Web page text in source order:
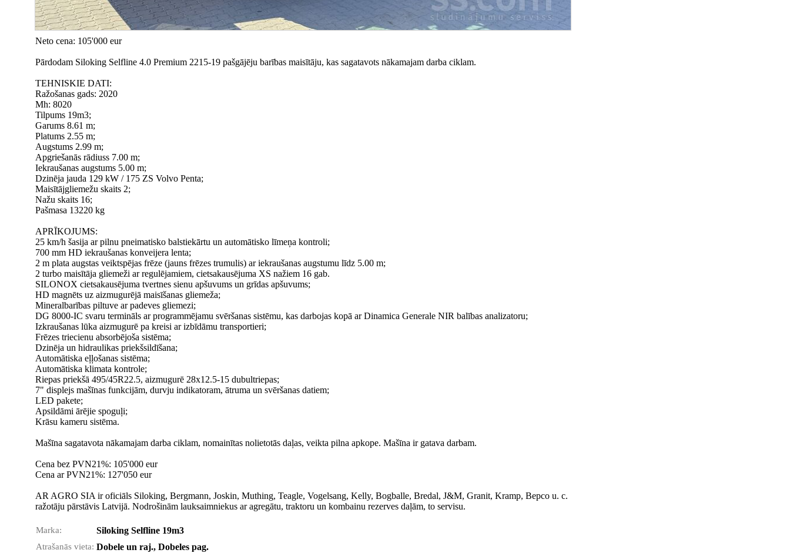
Neto cena: 105'000 eur
Pārdodam Siloking Selfline 4.0 Premium 2215-19 pašgājēju barības maisītāju, kas sagatavots nākamajam darba ciklam.
TEHNISKIE DATI:
Ražošanas gads: 2020
Mh: 8020
Tilpums 19m3;
Garums 8.61 m;
Platums 2.55 m;
Augstums 2.99 m;
Apgriešanās rādiuss 7.00 m;
Iekraušanas augstums 5.00 m;
Dzinēja jauda 129 kW / 175 ZS Volvo Penta;
Maisītājgliemežu skaits 2;
Nažu skaits 16;
Pašmasa 13220 kg
APRĪKOJUMS:
25 km/h šasija ar pilnu pneimatisko balstiekārtu un automātisko līmeņa kontroli;
700 mm HD iekraušanas konveijera lenta;
2 m plata augstas veiktspējas frēze (jauns frēzes trumulis) ar iekraušanas augstumu līdz 5.00 m;
2 turbo maisītāja gliemeži ar regulējamiem, cietsakausējuma XS nažiem 16 gab.
SILONOX cietsakausējuma tvertnes sienu apšuvums un grīdas apšuvums;
HD magnēts uz aizmugurējā maisīšanas gliemeža;
Mineralbarības piltuve ar padeves gliemezi;
DG 8000-IC svaru termināls ar programmējamu svēršanas sistēmu, kas darbojas kopā ar Dinamica Generale NIR balības analizatoru;
Izkraušanas lūka aizmugurē pa kreisi ar izbīdāmu transportieri;
Frēzes triecienu absorbējoša sistēma;
Dzinēja un hidraulikas priekšsildīšana;
Automātiska eļļošanas sistēma;
Automātiska klimata kontrole;
Riepas priekšā 495/45R22.5, aizmugurē 28x12.5-15 dubultriepas;
7" displejs mašīnas funkcijām, durvju indikatoram, ātruma un svēršanas datiem;
LED pakete;
Apsildāmi ārējie spoguļi;
Krāsu kameru sistēma.
Mašīna sagatavota nākamajam darba ciklam, nomainītas nolietotās daļas, veikta pilna apkope. Mašīna ir gatava darbam.
Cena bez PVN21%: 105'000 eur
Cena ar PVN21%: 127'050 eur
AR AGRO SIA ir oficiāls Siloking, Bergmann, Joskin, Muthing, Teagle, Vogelsang, Kelly, Bogballe, Bredal, J&M, Granit, Kramp, Bepco u. c.
ražotāju pārstāvis Latvijā. Nodrošinām lauksaimniekus ar agregātu, traktoru un kombainu rezerves daļām, to servisu.
Marka: Siloking Selfline 19m3
Atrašanās vieta: Dobele un raj., Dobeles pag.